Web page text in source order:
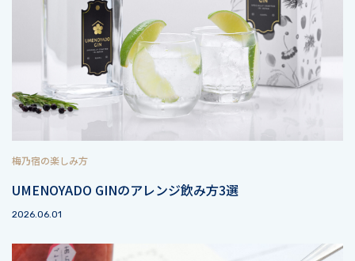
梅乃宿の楽しみ方
UMENOYADO GINのアレンジ飲み方3選
2026.06.01